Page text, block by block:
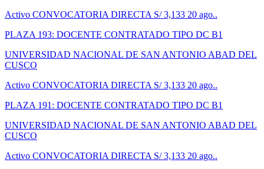
Activo CONVOCATORIA DIRECTA S/ 3,133 20 ago..
PLAZA 193: DOCENTE CONTRATADO TIPO DC B1
UNIVERSIDAD NACIONAL DE SAN ANTONIO ABAD DEL
CUSCO
Activo CONVOCATORIA DIRECTA S/ 3,133 20 ago..
PLAZA 191: DOCENTE CONTRATADO TIPO DC B1
UNIVERSIDAD NACIONAL DE SAN ANTONIO ABAD DEL
CUSCO
Activo CONVOCATORIA DIRECTA S/ 3,133 20 ago..